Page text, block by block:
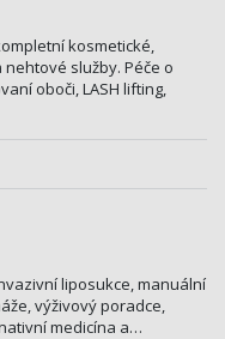
kosmetické,
služby. Péče o
oboči, LASH lifting,
liposukce, manuální
výživový poradce,
medicína a…